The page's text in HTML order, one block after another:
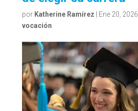
por Katherine Ramírez Ene 20, 2026
vocación